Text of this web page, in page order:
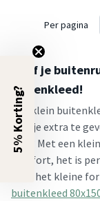
Per pagina
Geef je
buitenkleed!
Een klein
beetje extra te
tuin? Met een
comfort, het is
door het kleine
buitenkleed
5% Korting?